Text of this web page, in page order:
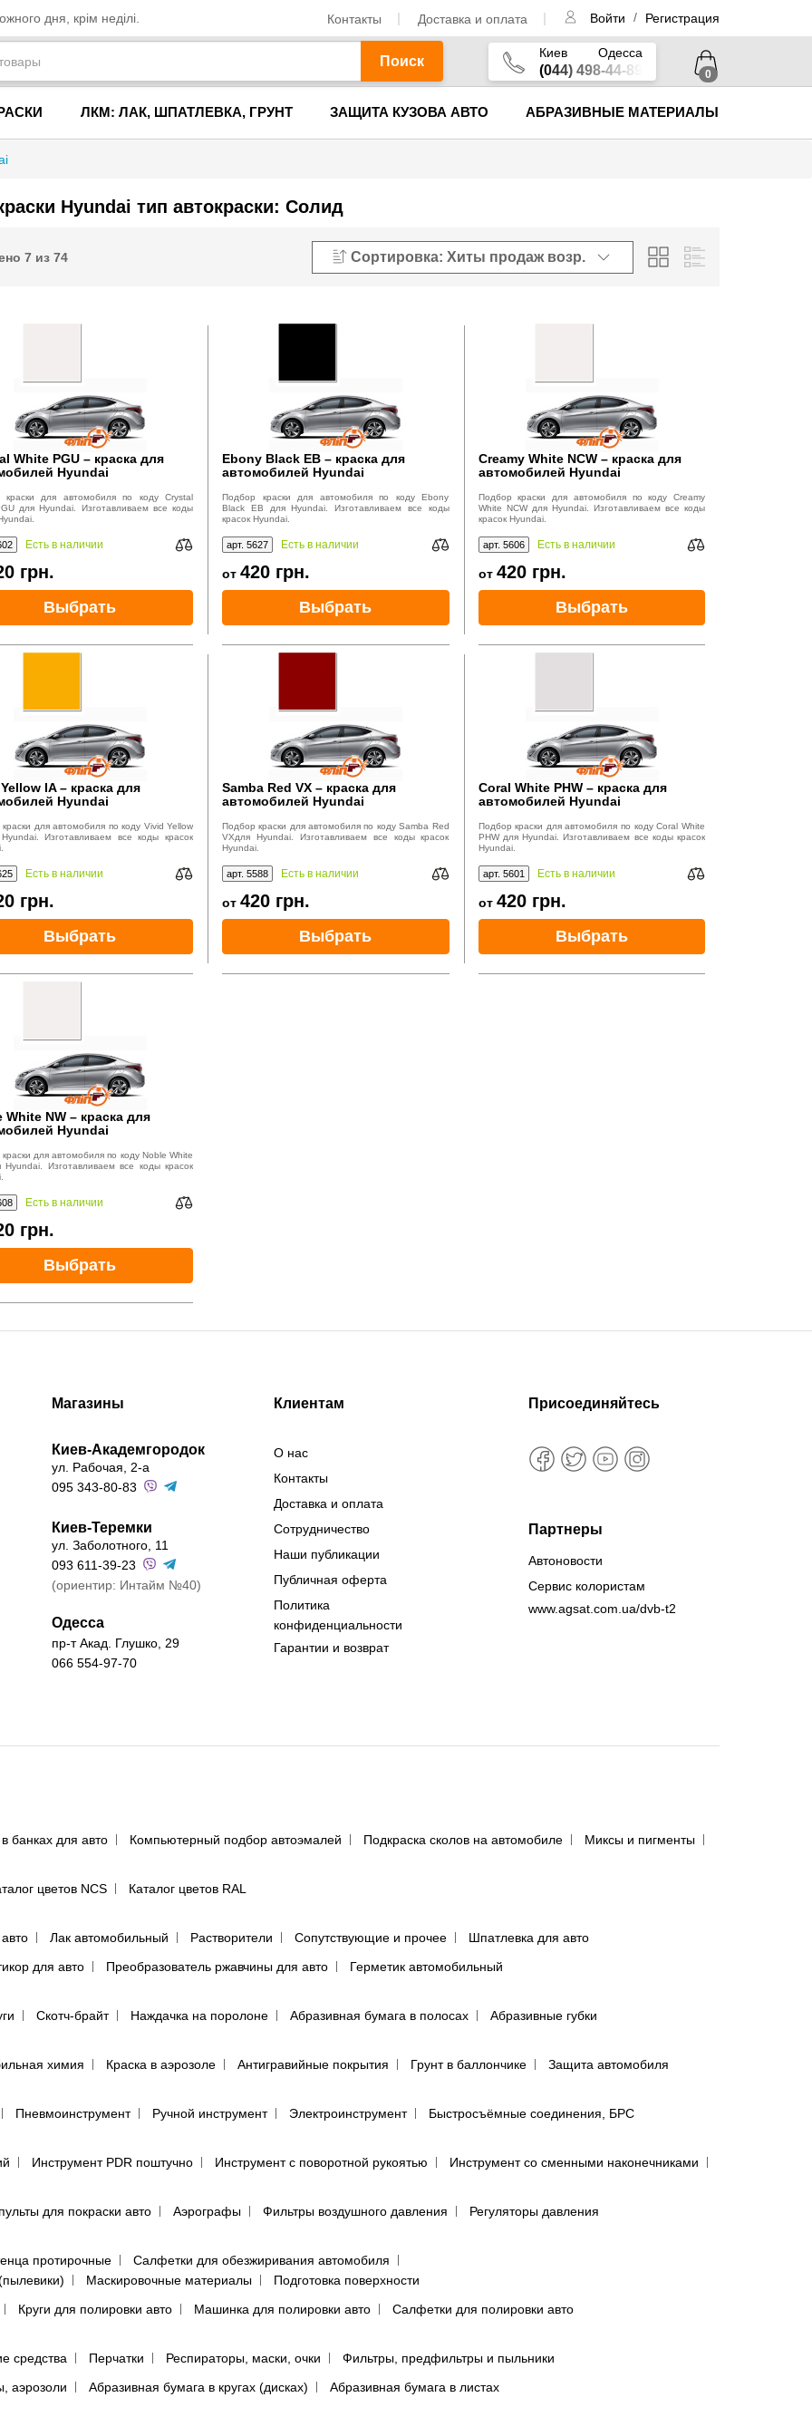
дня, крім неділі. Контакты Доставка и оплата Войти / Регистрация
Поиск
Киев Одесса
(044) 498-44-89 0
ЛКМ: ЛАК, ШПАТЛЕВКА, ГРУНТ ЗАЩИТА КУЗОВА АВТО АБРАЗИВНЫЕ МАТЕРИАЛЫ
Hyundai тип автокраски: Солид
7из 74 Сортировка: Хиты продаж возр.
White PGU – краска для
Hyundai
краски для автомобиля по коду Crystal
для Hyundai. Изготавливаем все коды
Есть в наличии
грн.
Выбрать
Ebony Black EB – краска для
автомобилей Hyundai
Подбор краски для автомобиля по коду Ebony
Black EB для Hyundai. Изготавливаем все коды
красок Hyundai.
арт. 5627 Есть в наличии
от 420 грн.
Выбрать
Creamy White NCW – краска для
автомобилей Hyundai
Подбор краски для автомобиля по коду Creamy
White NCW для Hyundai. Изготавливаем все коды
красок Hyundai.
арт. 5606 Есть в наличии
от 420 грн.
Выбрать
IA – краска для
Hyundai
для автомобиля по коду Vivid Yellow
Изготавливаем все коды красок
Есть в наличии
грн.
Выбрать
Samba Red VX – краска для
автомобилей Hyundai
Подбор краски для автомобиля по коду Samba Red
VXдля Hyundai. Изготавливаем все коды красок
Hyundai.
арт. 5588 Есть в наличии
от 420 грн.
Выбрать
Coral White PHW – краска для
автомобилей Hyundai
Подбор краски для автомобиля по коду Coral White
PHW для Hyundai. Изготавливаем все коды красок
Hyundai.
арт. 5601 Есть в наличии
от 420 грн.
Выбрать
White NW – краска для
Hyundai
для автомобиля по коду Noble White
Hyundai. Изготавливаем все коды красок
Есть в наличии
грн.
Выбрать
Магазины
Киев-Академгородок
ул. Рабочая, 2-а
095 343-80-83
Киев-Теремки
ул. Заболотного, 11
093 611-39-23
(ориентир: Интайм №40)
Одесса
пр-т Акад. Глушко, 29
066 554-97-70
Клиентам
О нас
Контакты
Доставка и оплата
Сотрудничество
Наши публикации
Публичная оферта
Политика
конфиденциальности
Гарантии и возврат
Присоединяйтесь
Партнеры
Автоновости
Сервис колористам
www.agsat.com.ua/dvb-t2
банках для авто Компьютерный подбор автоэмалей Подкраска сколов на автомобиле
Миксы и пигменты
цветов NCS
Каталог цветов RAL
Лак автомобильный Растворители Сопутствующие и прочее
Шпатлевка для авто
для авто Преобразователь ржавчины для авто
Герметик автомобильный
Скотч-брайт Наждачка на поролоне Абразивная бумага в полосах
Абразивные губки
химия Краска в аэрозоле Антигравийные покрытия Грунт в баллончике
Защита автомобиля
Пневмоинструмент Ручной инструмент Электроинструмент
Быстросъёмные соединения, БРС
Инструмент PDR поштучно Инструмент с поворотной рукоятью
Инструмент со сменными наконечниками
для покраски авто Аэрографы Фильтры воздушного давления
Регуляторы давления
протирочные
Салфетки для обезжиривания автомобиля
Маскировочные материалы
Подготовка поверхности
Круги для полировки авто Машинка для полировки авто
Салфетки для полировки авто
средства Перчатки Респираторы, маски, очки
Фильтры, предфильтры и пыльники
аэрозоли Абразивная бумага в кругах (дисках)
Абразивная бумага в листах